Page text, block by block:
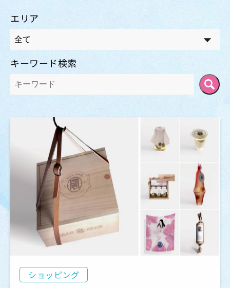
エリア
キーワード検索
ショッピング